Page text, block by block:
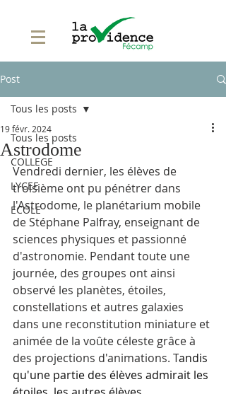
Post
Tous les posts
COLLEGE
LYCEE
ECOLE
Tous les posts
Astrodome
19 févr. 2024
Vendredi dernier, les élèves de
troisième ont pu pénétrer dans
l'Astrodome, le planétarium mobile
de Stéphane Palfray, enseignant de
sciences physiques et passionné
d'astronomie. Pendant toute une
journée, des groupes ont ainsi
observé les planètes, étoiles,
constellations et autres galaxies
dans une reconstitution miniature et
animée de la voûte céleste grâce à
des projections d'animations. Tandis
qu'une partie des élèves admirait les